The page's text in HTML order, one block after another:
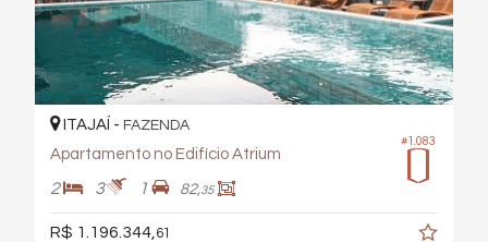
#1.083
ITAJAÍ - FAZENDA
Apartamento no Edifício Atrium
2 3 1 82,35
R$ 1.196.344, 61